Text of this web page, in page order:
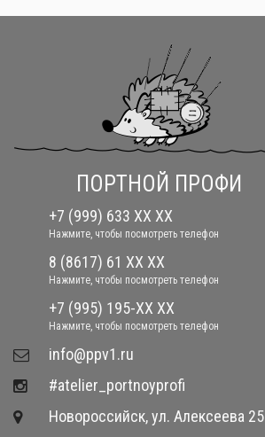
ПОРТНОЙ ПРОФИ
+7 (999) 633 XX XX
Нажмите, чтобы посмотреть телефон
8 (8617) 61 XX XX
Нажмите, чтобы посмотреть телефон
+7 (995) 195-XX XX
Нажмите, чтобы посмотреть телефон
​info@ppv1.ru
#atelier_portnoyprofi
Новороссийск, ул. Алексеева 25